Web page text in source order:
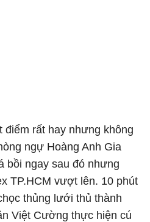
điểm rất hay nhưng không
ngự Hoàng Anh Gia
bồi ngay sau đó nhưng
TP.HCM vượt lên. 10 phút
thủng lưới thủ thành
Việt Cường thực hiện cú